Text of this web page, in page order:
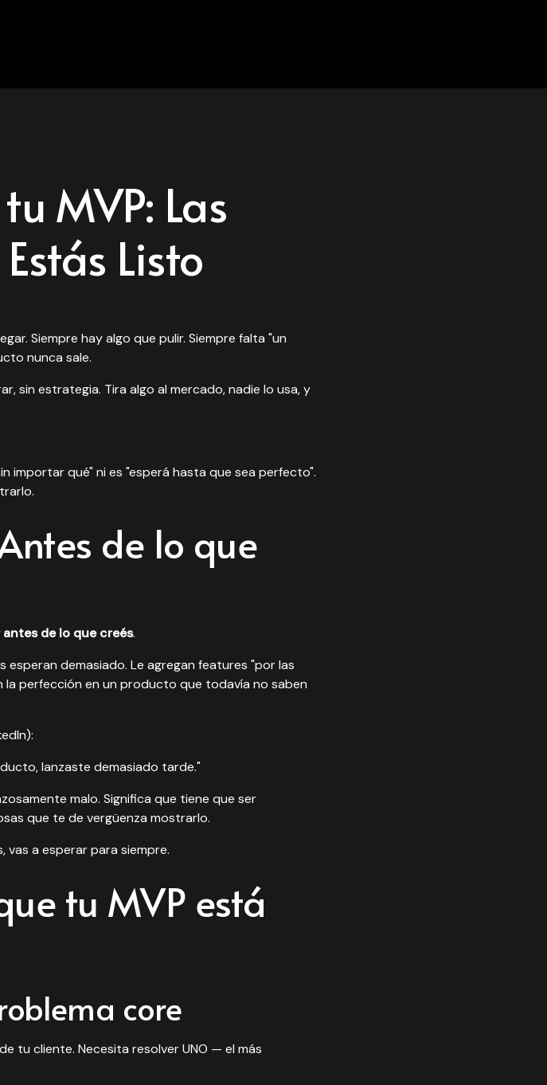
MVP: Las
Listo
Siempre hay algo que pulir. Siempre falta "un
nunca sale.
sin estrategia. Tira algo al mercado, nadie lo usa, y
importar qué" ni es "esperá hasta que sea perfecto".
de lo que
de lo que creés.
demasiado. Le agregan features "por las
la perfección en un producto que todavía no saben
lanzaste demasiado tarde."
malo. Significa que tiene que ser
que te de vergüenza mostrarlo.
vas a esperar para siempre.
tu MVP está
core
tu cliente. Necesita resolver UNO — el más